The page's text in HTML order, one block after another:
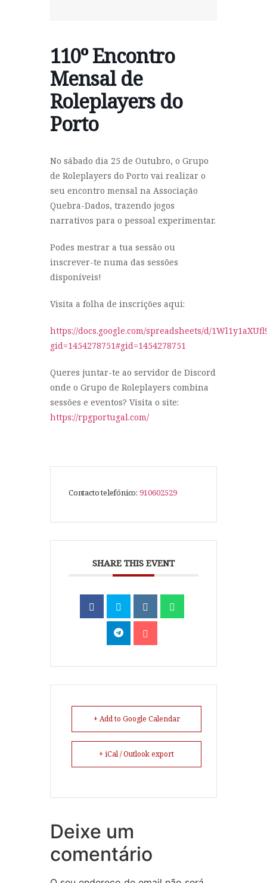
110º Encontro
Mensal de
Roleplayers do
Porto
No sábado dia 25 de Outubro, o Grupo
de Roleplayers do Porto vai realizar o
seu encontro mensal na Associação
Quebra-Dados, trazendo jogos
narrativos para o pessoal experimentar.
Podes mestrar a tua sessão ou
inscrever-te numa das sessões
disponíveis!
Visita a folha de inscrições aqui:
https://docs.google.com/spreadsheets/d/
gid=1454278751#gid=1454278751
Queres juntar-te ao servidor de Discord
onde o Grupo de Roleplayers combina
sessões e eventos? Visita o site:
https://rpgportugal.com/
Contacto telefónico: 910602529
SHARE THIS EVENT
+ Add to Google Calendar
+ iCal / Outlook export
Deixe um
comentário